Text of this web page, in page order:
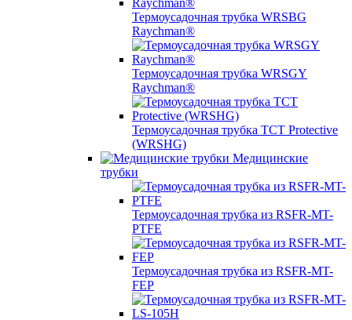
Термоусадочная трубка WRSBG
Raychman®
Термоусадочная трубка WRSGY
Raychman®
Термоусадочная трубка TCT Protective
(WRSHG)
Медицинские
трубки
Термоусадочная трубка из RSFR-MT-
PTFE
Термоусадочная трубка из RSFR-MT-
FEP